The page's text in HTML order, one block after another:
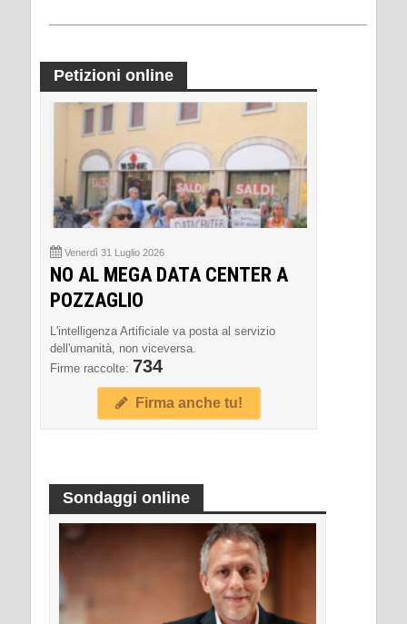
Petizioni online
Venerdì 31 Luglio 2026
NO AL MEGA DATA CENTER A
POZZAGLIO
L'intelligenza Artificiale va posta al servizio
dell'umanità, non viceversa.
Firme raccolte: 734
Firma anche tu!
Sondaggi online